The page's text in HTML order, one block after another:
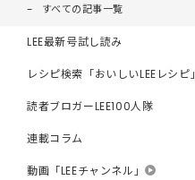
すべての記事一覧
LEE最新号試し読み
レシピ検索「おいしいLEEレシピ」
読者ブロガーLEE100人隊
連載コラム
動画「LEEチャンネル」